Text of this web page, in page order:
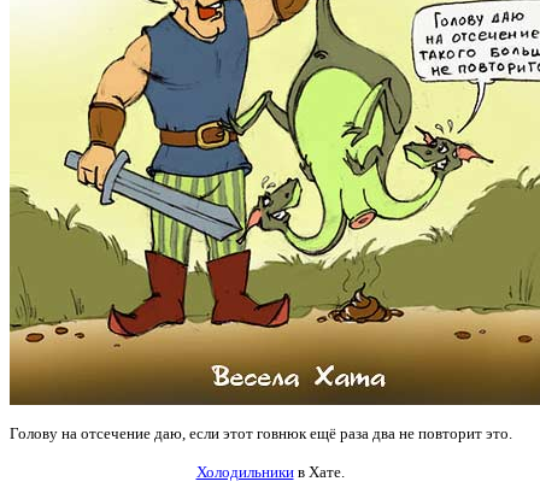
Голову на отсечение даю, если этот говнюк ещё раза два не повторит это.
Холодильникив Хате.